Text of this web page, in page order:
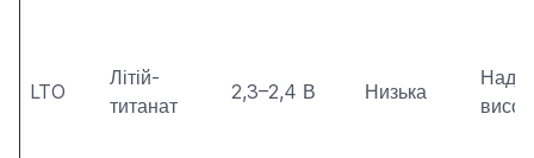
LTO
Літій-
титанат
2,3–2,4 В Низька